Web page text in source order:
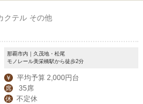
クテル その他
那覇市内｜久茂地・松尾
モノレール美栄橋駅から徒歩2分
￥ 平均予算 2,000円台
席 35席
休 不定休